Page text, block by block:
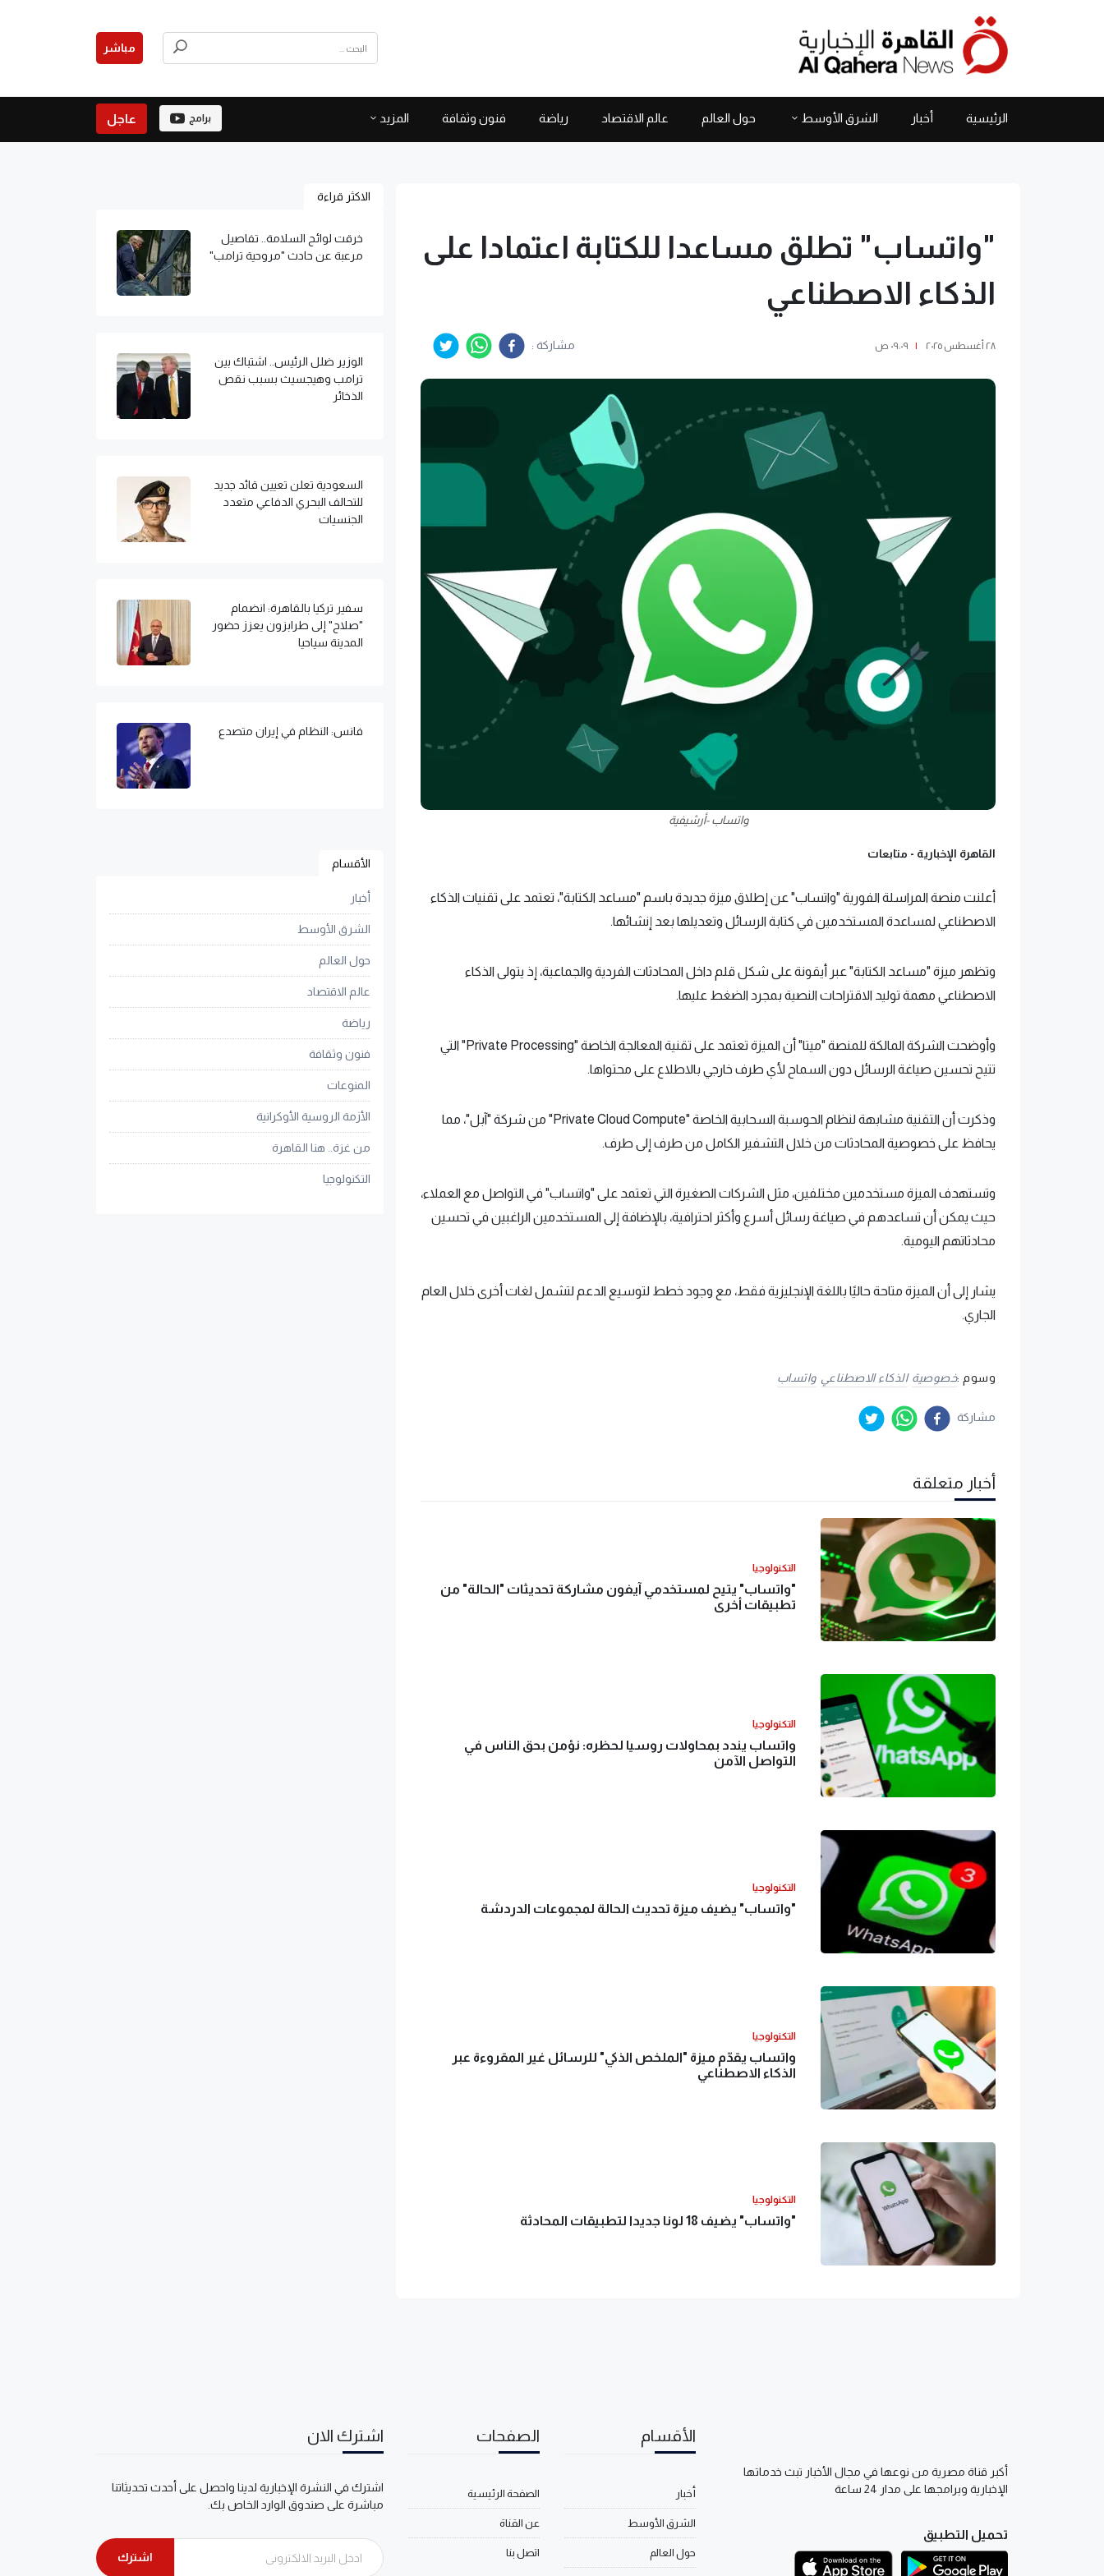
مباشر
الرئيسية أخبار الشرق الأوسط حول العالم عالم الاقتصاد رياضة فنون وثقافة المزيد برامج عاجل
"واتساب" تطلق مساعدا للكتابة اعتمادا على
الذكاء الاصطناعي
٢٨ أغسطس ٢٠٢٥ | ٠٩:٠٩ ص مشاركة :
واتساب -أرشيفية
القاهرة الإخبارية - متابعات
أعلنت منصة المراسلة الفورية "واتساب" عن إطلاق ميزة جديدة باسم "مساعد الكتابة"، تعتمد على تقنيات الذكاء
الاصطناعي لمساعدة المستخدمين في كتابة الرسائل وتعديلها بعد إنشائها.
وتظهر ميزة "مساعد الكتابة" عبر أيقونة على شكل قلم داخل المحادثات الفردية والجماعية، إذ يتولى الذكاء
الاصطناعي مهمة توليد الاقتراحات النصية بمجرد الضغط عليها.
وأوضحت الشركة المالكة للمنصة "ميتا" أن الميزة تعتمد على تقنية المعالجة الخاصة "Private Processing" التي
تتيح تحسين صياغة الرسائل دون السماح لأي طرف خارجي بالاطلاع على محتواها.
وذكرت أن التقنية مشابهة لنظام الحوسبة السحابية الخاصة "Private Cloud Compute" من شركة "آبل"، مما
يحافظ على خصوصية المحادثات من خلال التشفير الكامل من طرف إلى طرف.
وتستهدف الميزة مستخدمين مختلفين، مثل الشركات الصغيرة التي تعتمد على "واتساب" في التواصل مع العملاء،
حيث يمكن أن تساعدهم في صياغة رسائل أسرع وأكثر احترافية، بالإضافة إلى المستخدمين الراغبين في تحسين
محادثاتهم اليومية.
يشار إلى أن الميزة متاحة حاليًا باللغة الإنجليزية فقط، مع وجود خطط لتوسيع الدعم لتشمل لغات أخرى خلال العام
الجاري.
وسوم :خصوصية الذكاء الاصطناعي واتساب
مشاركة
أخبار متعلقة
التكنولوجيا
"واتساب" يتيح لمستخدمي آيفون مشاركة تحديثات "الحالة" من
تطبيقات أخرى
التكنولوجيا
واتساب يندد بمحاولات روسيا لحظره: نؤمن بحق الناس في
التواصل الآمن
التكنولوجيا
"واتساب" يضيف ميزة تحديث الحالة لمجموعات الدردشة
التكنولوجيا
واتساب يقدّم ميزة "الملخص الذكي" للرسائل غير المقروءة عبر
الذكاء الاصطناعي
التكنولوجيا
"واتساب" يضيف 18 لونا جديدا لتطبيقات المحادثة
الاكثر قراءة
خرقت لوائح السلامة.. تفاصيل
مرعبة عن حادث "مروحية ترامب"
الوزير ضلل الرئيس.. اشتباك بين
ترامب وهيجسيث بسبب نقص
الذخائر
السعودية تعلن تعيين قائد جديد
للتحالف البحري الدفاعي متعدد
الجنسيات
سفير تركيا بالقاهرة: انضمام
"صلاح" إلى طرابزون يعزز حضور
المدينة سياحيا
فانس: النظام في إيران متصدع
الأقسام
أخبار
الشرق الأوسط
حول العالم
عالم الاقتصاد
رياضة
فنون وثقافة
المنوعات
الأزمة الروسية الأوكرانية
من غزة.. هنا القاهرة
التكنولوجيا
أكبر قناة مصرية من نوعها في مجال الأخبار تبث خدماتها
الإخبارية وبرامجها على مدار 24 ساعة
تحميل التطبيق
الأقسام
أخبار
الشرق الأوسط
حول العالم
الصفحات
الصفحة الرئيسية
عن القناة
اتصل بنا
اشترك الان
اشترك في النشرة الإخبارية لدينا واحصل على أحدث تحديثاتنا
مباشرة على صندوق الوارد الخاص بك.
اشترك